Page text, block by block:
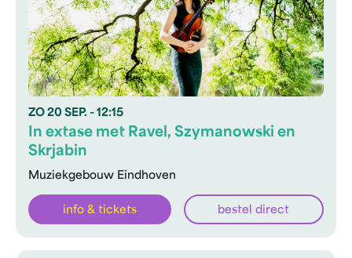
ZO 20 SEP. - 12:15
Muziekgebouw Eindhoven
In extase met Ravel, Szymanowski en
Skrjabin
info & tickets bestel direct